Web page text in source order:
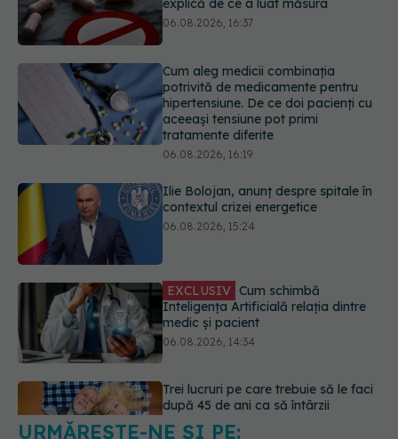
hipertensiune. De ce doi pacienți cu
aceeași tensiune pot primi
06.08.2026, 16:19
Ilie Bolojan, anunț despre spitale în
contextul crizei energetice
06.08.2026, 15:24
EXCLUSIV Cum schimbă
Inteligența Artificială relația dintre
medic și pacient
Trei lucruri pe care trebuie să le faci
după 45 de ani ca să întârzii
demența cu până la 13 ani
06.08.2026, 13:03
Colebil și Panzcebil, blocate
temporar în farmacii. ANMDMR
explică de ce a luat măsura
URMĂREȘTE-NE ȘI PE: